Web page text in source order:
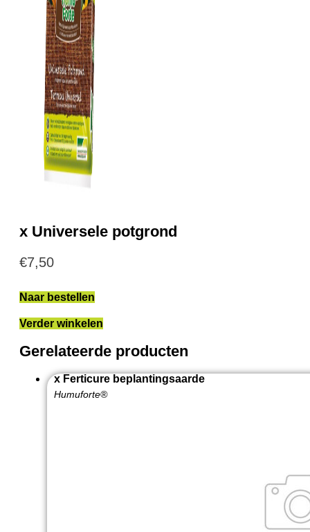
x Universele potgrond
€7,50
Naar bestellen
Verder winkelen
Gerelateerde producten
x Ferticure beplantingsaarde
Humuforte®